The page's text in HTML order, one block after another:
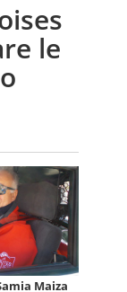
le
Maiza